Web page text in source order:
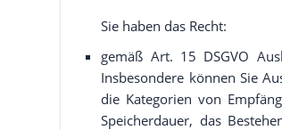
Sie haben das Recht:
gemäß Art. 15 DSGVO
Insbesondere können Sie
die Kategorien von
Speicherdauer, das